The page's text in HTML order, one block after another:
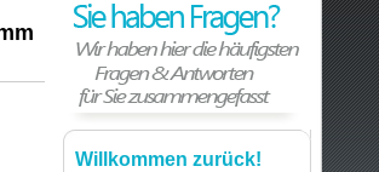
Willkommen zurück!